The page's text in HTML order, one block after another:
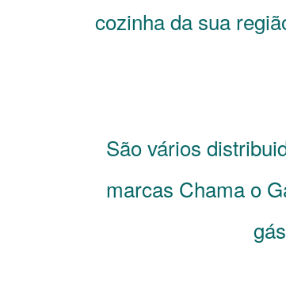
cozinha da sua
São vários
marcas Chama o